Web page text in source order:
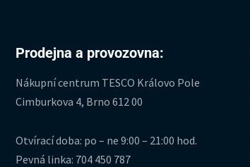
Prodejna a provozovna:
Nákupní centrum TESCO Královo Pole
Cimburkova 4, Brno 612 00
Otvírací doba: po – ne 9:00 – 21:00 hod.
Pevná linka: 704 450 787